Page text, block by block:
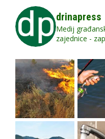
drinapress
Medij
zajednice -